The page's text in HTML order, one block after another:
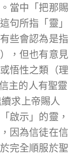
當中「把那賜
句所指「靈」
些會認為是指
，但也有意見
悟性之類（理
主的人有聖靈
求上帝賜人
啟示」的靈，
因為信徒在信
完全順服於聖